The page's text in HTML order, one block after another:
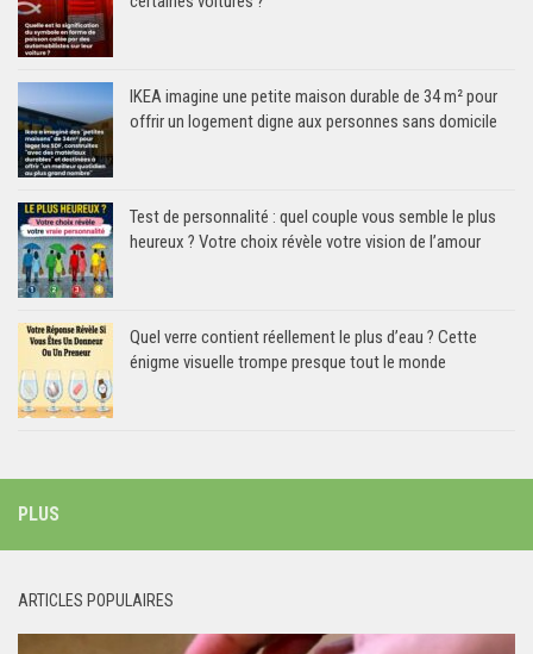
IKEA imagine une petite maison durable de 34 m² pour
offrir un logement digne aux personnes sans domicile
Test de personnalité : quel couple vous semble le plus
heureux ? Votre choix révèle votre vision de l’amour
Quel verre contient réellement le plus d’eau ? Cette
énigme visuelle trompe presque tout le monde
PLUS
ARTICLES POPULAIRES